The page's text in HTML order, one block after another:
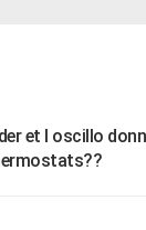
et l oscillo